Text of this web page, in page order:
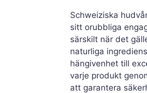
Schweiziska
sitt orubbliga
särskilt när det
naturliga
hängivenhet till
varje produkt
att garantera